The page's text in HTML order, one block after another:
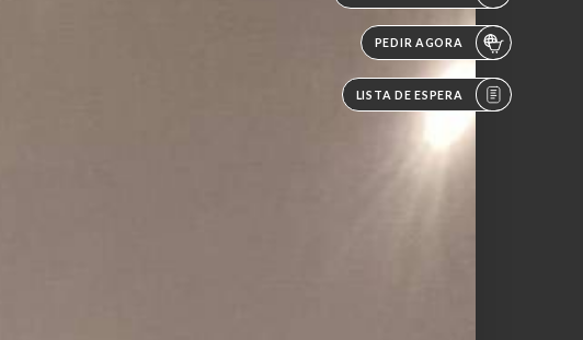
PEDIR AGORA
LISTA DE ESPERA